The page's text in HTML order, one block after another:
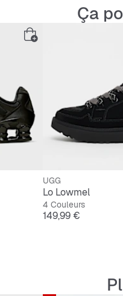
Ça
UGG
Lo Lowmel
4 Couleurs
Prix
149,99 €